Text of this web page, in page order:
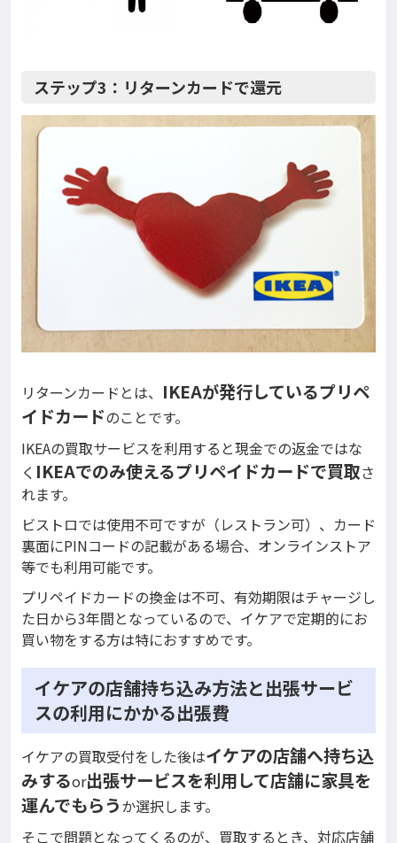
ステップ3：リターンカードで還元
リターンカードとは、 IKEAが発行しているプリペ
イドカードのことです。
IKEAの買取サービスを利用すると現金での返金ではな
く IKEAでのみ使えるプリペイドカードで買取さ
れます。
ビストロでは使用不可ですが（レストラン可）、カード
裏面にPINコードの記載がある場合、オンラインストア
等でも利用可能です。
プリペイドカードの換金は不可、有効期限はチャージし
た日から3年間となっているので、イケアで定期的にお
買い物をする方は特におすすめです。
イケアの店舗持ち込み方法と出張サービ
スの利用にかかる出張費
イケアの買取受付をした後はイケアの店舗へ持ち込
みするor出張サービスを利用して店舗に家具を
運んでもらうか選択します。
そこで問題となってくるのが、買取するとき、対応店舗